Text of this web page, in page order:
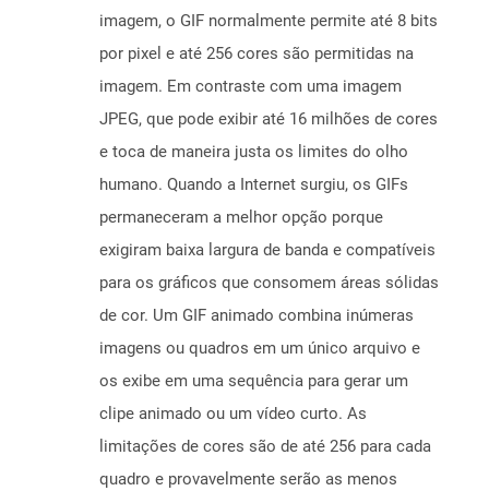
imagem, o GIF normalmente permite até 8 bits
por pixel e até 256 cores são permitidas na
imagem. Em contraste com uma imagem
JPEG, que pode exibir até 16 milhões de cores
e toca de maneira justa os limites do olho
humano. Quando a Internet surgiu, os GIFs
permaneceram a melhor opção porque
exigiram baixa largura de banda e compatíveis
para os gráficos que consomem áreas sólidas
de cor. Um GIF animado combina inúmeras
imagens ou quadros em um único arquivo e
os exibe em uma sequência para gerar um
clipe animado ou um vídeo curto. As
limitações de cores são de até 256 para cada
quadro e provavelmente serão as menos